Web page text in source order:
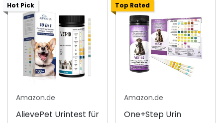
Hot Pick
Amazon.de
AlievePet Urintest für
Top Rated
Amazon.de
One+Step Urin